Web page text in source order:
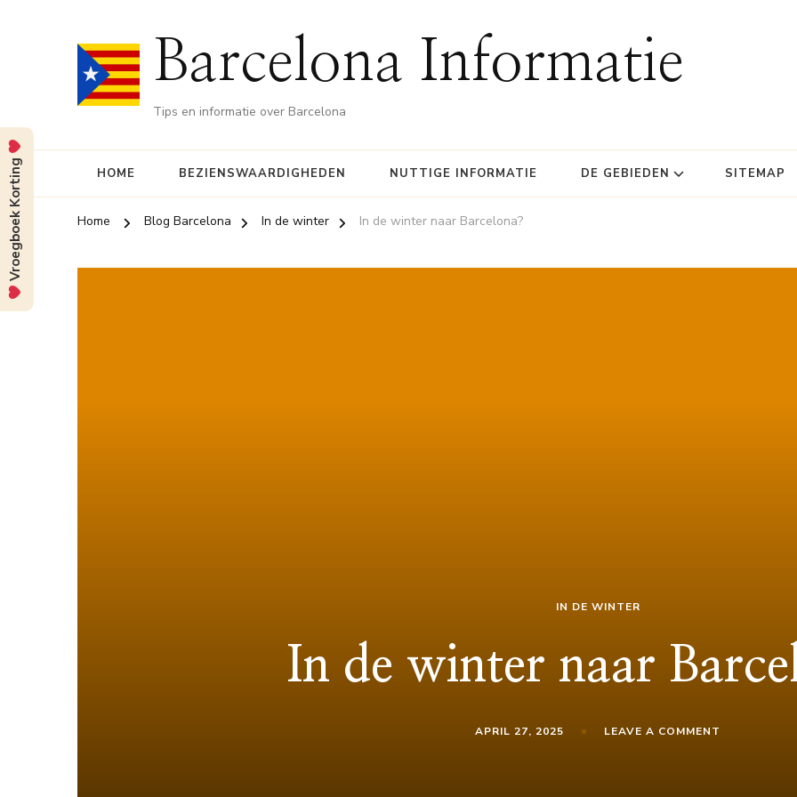
Barcelona Informatie
Tips en informatie over Barcelona
HOME BEZIENSWAARDIGHEDEN NUTTIGE INFORMATIE DE GEBIEDEN SITEMAP
Home Blog Barcelona In de winter In de winter naar Barcelona?
IN DE WINTER
In de winter naar
APRIL 27, 2025 LEAVE A COMMENT
Vroegboek Korting